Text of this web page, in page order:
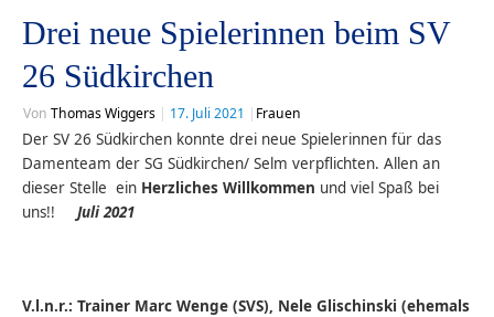
Drei neue Spielerinnen beim SV
26 Südkirchen
VonThomas Wiggers | 17. Juli 2021 | Frauen
Der SV 26 Südkirchen konnte drei neue Spielerinnen für das
Damenteam der SG Südkirchen/ Selm verpflichten. Allen an
dieser Stelle ein Herzliches Willkommen und viel Spaß bei
uns!!Juli 2021
V.l.n.r.: Trainer Marc Wenge (SVS), Nele Glischinski (ehemals